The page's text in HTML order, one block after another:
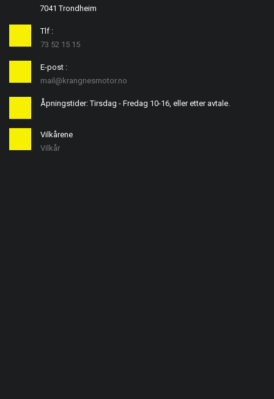
7041 Trondheim
Tlf :
73 52 15 15
E-post :
mail@krangnesmotor.no
Åpningstider: Tirsdag - Fredag 10-16, eller etter avtale.
Vilkårene
Vilkår